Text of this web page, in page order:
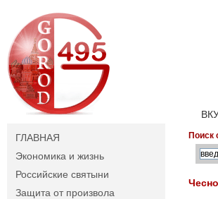
ГЛАВНАЯ
Экономика и жизнь
Российские святыни
Защита от произвола
Поиск